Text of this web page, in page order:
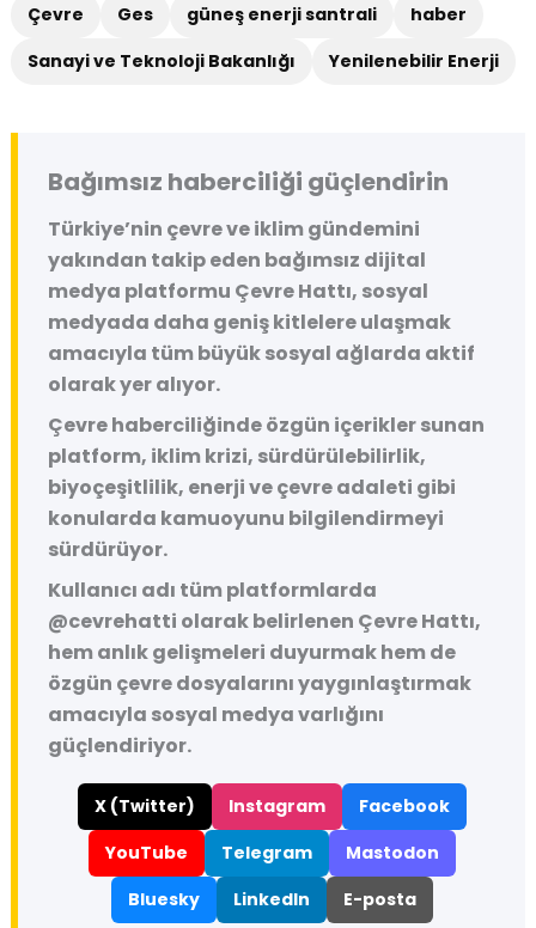
Çevre Ges güneş enerji santrali
haber
Sanayi ve Teknoloji Bakanlığı
Yenilenebilir Enerji
Bağımsız haberciliği güçlendirin
Türkiye’nin çevre ve iklim gündemini
yakından takip eden bağımsız dijital
medya platformu Çevre Hattı, sosyal
medyada daha geniş kitlelere ulaşmak
amacıyla tüm büyük sosyal ağlarda aktif
olarak yer alıyor.
Çevre haberciliğinde özgün içerikler sunan
platform, iklim krizi, sürdürülebilirlik,
biyoçeşitlilik, enerji ve çevre adaleti gibi
konularda kamuoyunu bilgilendirmeyi
sürdürüyor.
Kullanıcı adı tüm platformlarda
@cevrehatti olarak belirlenen Çevre Hattı,
hem anlık gelişmeleri duyurmak hem de
özgün çevre dosyalarını yaygınlaştırmak
amacıyla sosyal medya varlığını
güçlendiriyor.
X (Twitter) Instagram
Facebook
YouTube
Telegram
Mastodon
Bluesky
LinkedIn E-posta